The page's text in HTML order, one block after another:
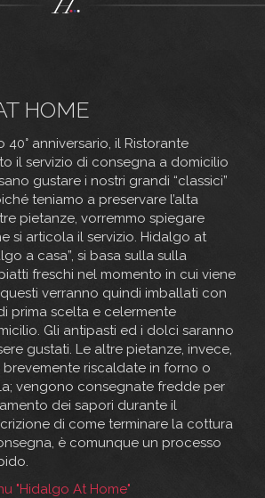
HOME
40° anniversario, il Ristorante
il servizio di consegna a domicilio
gustare i nostri grandi “classici”
teniamo a preservare l’alta
pietanze, vorremmo spiegare
si articola il servizio. Hidalgo at
a casa”, si basa sulla sulla
freschi nel momento in cui viene
questi verranno quindi imballati con
prima scelta e celermente
Gli antipasti ed i dolci saranno
gustati. Le altre pietanze, invece,
riscaldate in forno o
vengono consegnate fredde per
dei sapori durante il
di come terminare la cottura
è comunque un processo
"Hidalgo At Home"